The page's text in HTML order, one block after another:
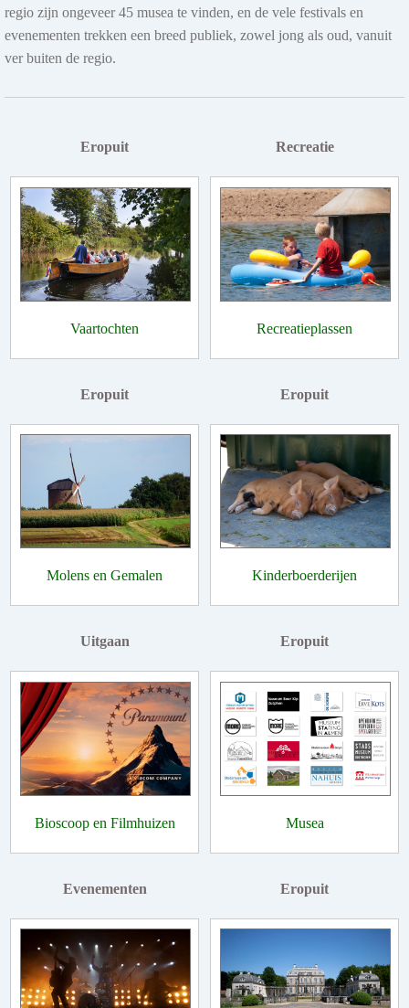
regio zijn ongeveer 45 musea te vinden, en de vele festivals en
evenementen trekken een breed publiek, zowel jong als oud, vanuit
ver buiten de regio.
Eropuit
Vaartochten
Recreatie
Recreatieplassen
Eropuit
Molens en Gemalen
Eropuit
Kinderboerderijen
Uitgaan
Bioscoop en Filmhuizen
Eropuit
Musea
Evenementen Eropuit